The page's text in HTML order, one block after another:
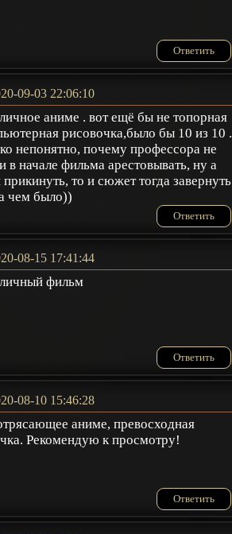
Ответить
09-03 22:06:10
аниме . вот ещё бы не топорная
рисовочка,было бы 10 из 10 .
непонятно, почему профессора не
в начале фильма арестовывать, ну а
прикинуть, то и сюжет тогда завернуть
чем было))
Ответить
08-15 17:41:44
фильм
Ответить
08-10 15:46:28
аниме, превосходная
Рекомендую к просмотру!
Ответить